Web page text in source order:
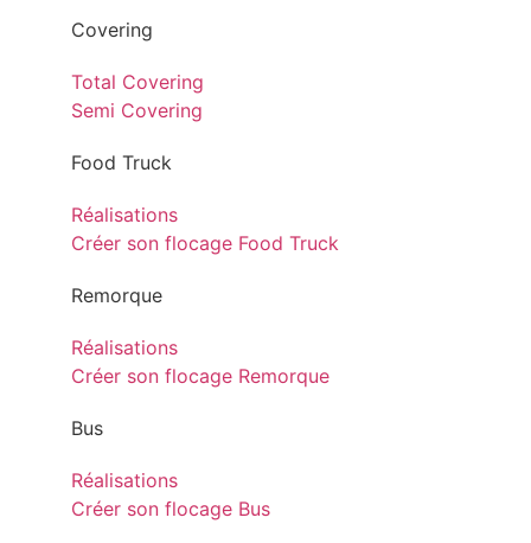
Covering
Total Covering
Semi Covering
Food Truck
Réalisations
Créer son flocage Food Truck
Remorque
Réalisations
Créer son flocage Remorque
Bus
Réalisations
Créer son flocage Bus